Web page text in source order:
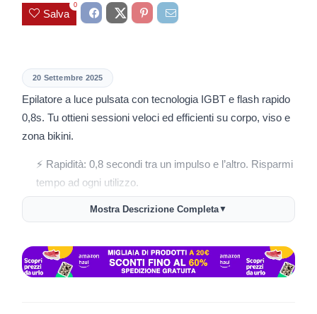
Salva
0
20 Settembre 2025
Epilatore a luce pulsata con tecnologia IGBT e flash rapido
0,8s. Tu ottieni sessioni veloci ed efficienti su corpo, viso e
zona bikini.
⚡ Rapidità: 0,8 secondi tra un impulso e l’altro. Risparmi
tempo ad ogni utilizzo.
🌈 Lunghezza d’onda 600-1200nm: Colpisce i follicoli
✨ 3 modalità energetiche: Scegli tra corpo, viso, bikini e
adatta facilmente l’intensità tra cinque livelli.
Mostra Descrizione Completa▼